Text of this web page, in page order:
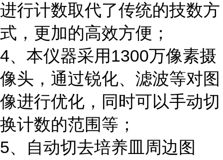
进行计数取代了传统的技数方
式，更加的高效方便；
4、本仪器采用1300万像素摄
像头，通过锐化、滤波等对图
像进行优化，同时可以手动切
换计数的范围等；
5、自动切去培养皿周边图